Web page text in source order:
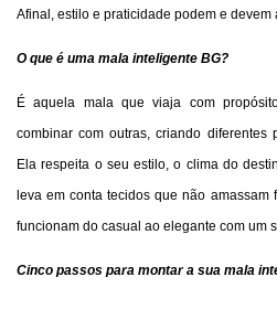
Afinal, estilo e praticidade podem e devem
O que é uma mala inteligente BG?
É aquela mala que viaja com
combinar com outras, criando diferentes
Ela respeita o seu estilo, o clima do
leva em conta tecidos que não amassam
funcionam do casual ao elegante com um
Cinco passos para montar a sua mala